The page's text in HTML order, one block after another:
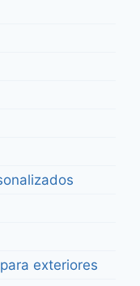
exteriores